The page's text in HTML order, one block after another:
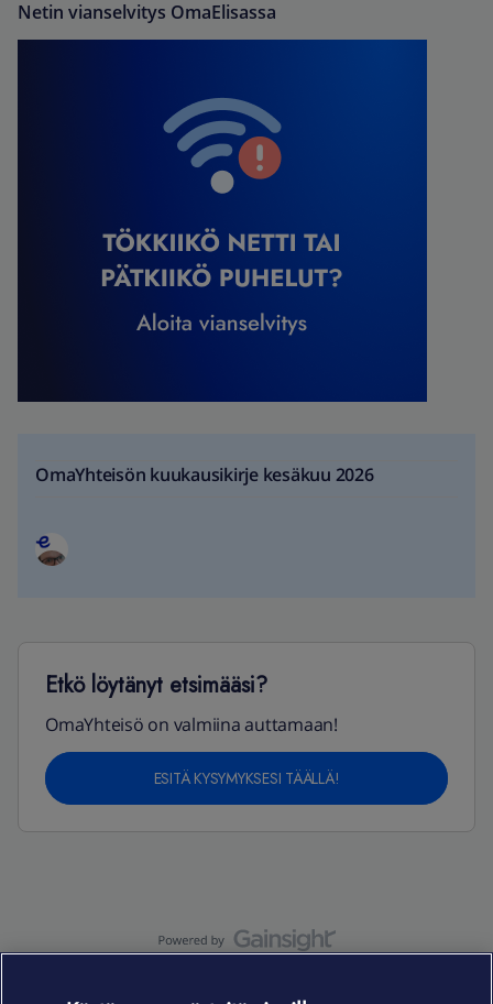
Netin vianselvitys OmaElisassa
OmaYhteisön kuukausikirje kesäkuu 2026
Etkö löytänyt etsimääsi?
OmaYhteisö on valmiina auttamaan!
ESITÄ KYSYMYKSESI TÄÄLLÄ!